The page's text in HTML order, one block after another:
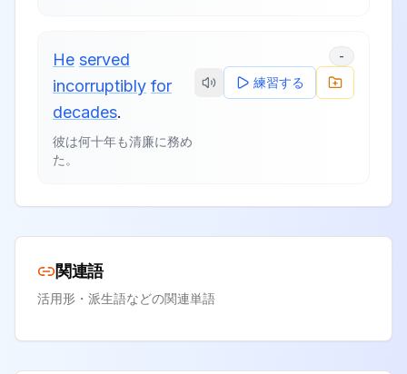
He served
incorruptibly for
decades.
彼は何十年も清廉に務め
た。
-
練習する
関連語
活用形・派生語などの関連単語